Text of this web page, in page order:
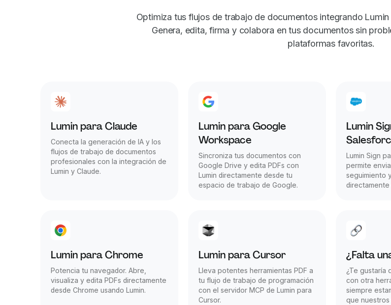
Optimiza tus flujos de trabajo de documentos integrando
Genera, edita, firma y colabora en tus documentos sin
plataformas favoritas.
Lumin para Claude
Conecta la generación de IA y los
flujos de trabajo de documentos
profesionales con la integración de
Lumin y Claude.
Lumin para Google
Workspace
Sincroniza tus documentos con
Google Drive y edita PDFs con
Lumin directamente desde tu
espacio de trabajo de Google.
Lumin
Lumin Sign
permite
seguimiento
directamente
Lumin para Chrome
Potencia tu navegador. Abre,
visualiza y edita PDFs directamente
desde Chrome usando Lumin.
Lumin para Cursor
Lleva potentes herramientas PDF a
tu flujo de trabajo de programación
con el servidor MCP de Lumin para
Cursor.
¿Falta
¿Te gustaría
con otra
siempre
que nuestros